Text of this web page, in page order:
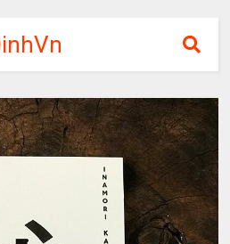
học,
học
phí